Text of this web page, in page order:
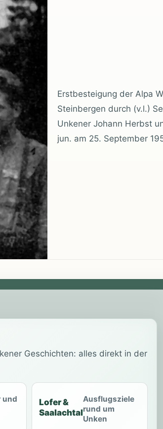
Erstbesteigung der Alpa
Steinbergen durch (v.l.)
Unkener Johann Herbst
jun. am 25. September
Geschichten: alles direkt in der
und
Lofer &
Saalachtal
Ausflugsziele
rund um
Unken